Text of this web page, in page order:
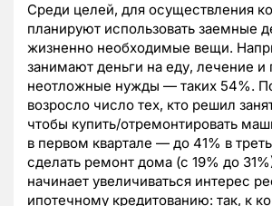
Среди целей, для осуществления
планируют использовать заемные
жизненно необходимые вещи.
занимают деньги на еду, лечение и
неотложные нужды — таких 54%.
возросло число тех, кто решил
чтобы купить/отремонтировать
в первом квартале — до 41% в
сделать ремонт дома (с 19% до
начинает увеличиваться интерес
ипотечному кредитованию: так, к